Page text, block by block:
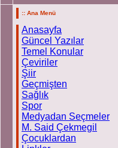
:: Ana Menü
Anasayfa
Güncel Yazılar
Temel Konular
Çeviriler
Şiir
Geçmişten
Sağlık
Spor
Medyadan Seçmeler
M. Said Çekmegil
Çocuklardan